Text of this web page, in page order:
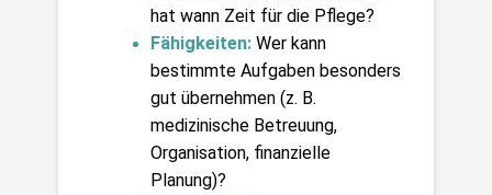
hat wann Zeit für die Pflege?
Fähigkeiten: Wer kann
bestimmte Aufgaben besonders
gut übernehmen (z. B.
medizinische Betreuung,
Organisation, finanzielle
Planung)?